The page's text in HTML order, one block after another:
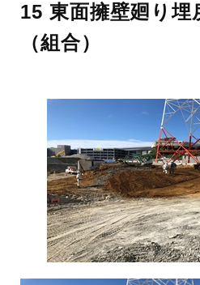
15 東面擁壁廻り埋
（組合）